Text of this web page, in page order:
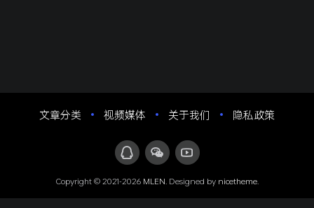
文章分类 视频媒体 关于我们 隐私政策
Copyright © 2021-2026 MLEN . Designed by nicetheme.